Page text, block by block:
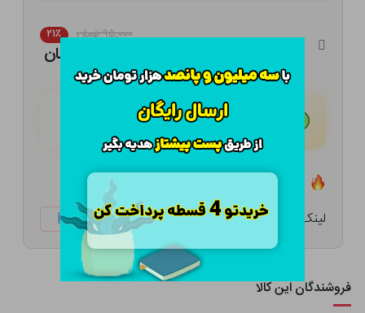
۹۵,۰۰۰ تومان ۲۱٪
هـر قسط با تــرب‌پــی:
تعداد ۲ عدد در انبار موجود است
لینک کوتاه: ketabtala.com/sbp-53702
فروشندگان این کالا